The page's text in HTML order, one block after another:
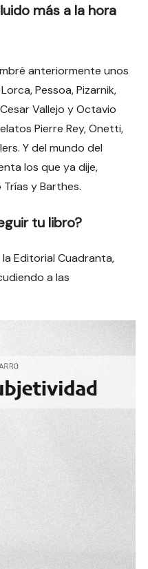
más a la hora
anteriormente unos
Pessoa, Pizarnik,
Vallejo y Octavio
Pierre Rey, Onetti,
Y del mundo del
los que ya dije,
y Barthes.
tu libro?
Editorial Cuadranta,
a las